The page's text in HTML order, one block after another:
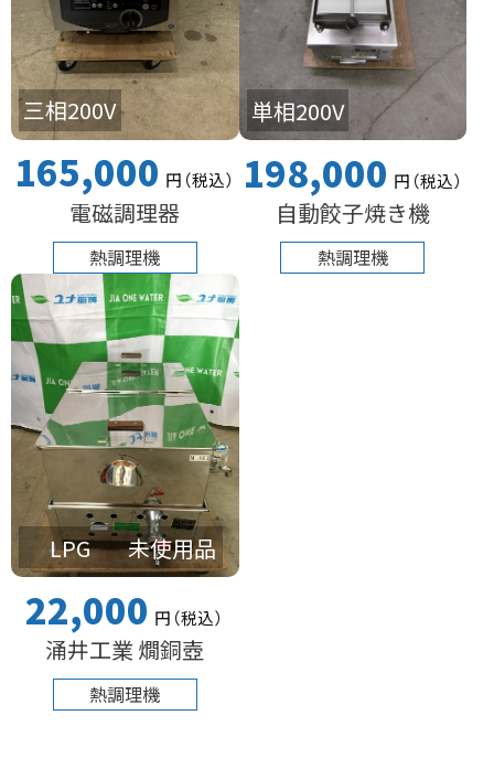
三相200V
165,000 円（税込）
電磁調理器
熱調理機
単相200V
198,000 円（税込）
自動餃子焼き機
熱調理機
未使用品
LPG
22,000 円（税込）
涌井工業 燗銅壺
熱調理機